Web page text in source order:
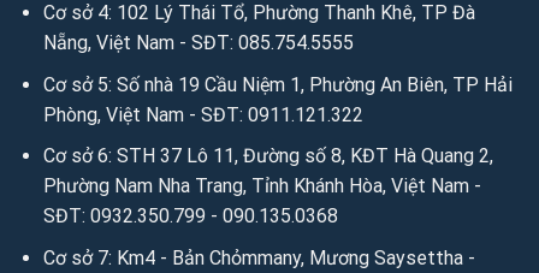
Cơ sở 4: 102 Lý Thái Tổ, Phường Thanh Khê, TP Đà
Nẵng, Việt Nam - SĐT: 085.754.5555
Cơ sở 5: Số nhà 19 Cầu Niệm 1, Phường An Biên, TP Hải
Phòng, Việt Nam - SĐT: 0911.121.322
Cơ sở 6: STH 37 Lô 11, Đường số 8, KĐT Hà Quang 2,
Phường Nam Nha Trang, Tỉnh Khánh Hòa, Việt Nam -
SĐT: 0932.350.799 - 090.135.0368
Cơ sở 7: Km4 - Bản Chỏmmany, Mương Saysettha -